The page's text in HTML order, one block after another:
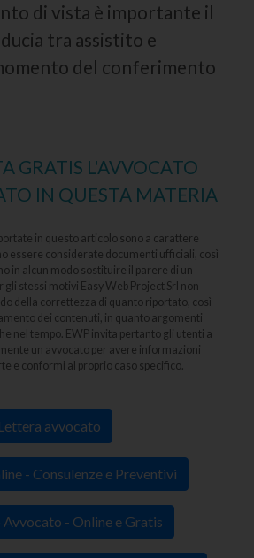
di vista è importante il
tra assistito e
del conferimento
GRATIS L'AVVOCATO
IN QUESTA MATERIA
in questo articolo sono a carattere
essere considerate documenti ufficiali, così
in alcun modo sostituire il parere di un
gli stessi motivi Easy Web Project Srl non
della correttezza di quanto riportato, così
dei contenuti, in quanto argomenti
nel tempo. EWP invita pertanto gli utenti a
un avvocato per avere informazioni
e conformi al proprio caso specifico.
Lettera avvocato
- Consulenze e Preventivi
- Online e Gratis